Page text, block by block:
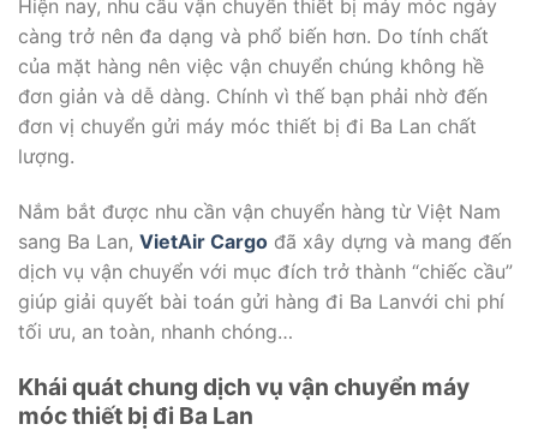
Hiện nay, nhu cầu vận chuyển thiết bị máy móc ngày
càng trở nên đa dạng và phổ biến hơn. Do tính chất
của mặt hàng nên việc vận chuyển chúng không hề
đơn giản và dễ dàng. Chính vì thế bạn phải nhờ đến
đơn vị chuyển gửi máy móc thiết bị đi Ba Lan chất
lượng.
Nắm bắt được nhu cần vận chuyển hàng từ Việt Nam
sang Ba Lan, VietAir Cargo đã xây dựng và mang đến
dịch vụ vận chuyển với mục đích trở thành “chiếc cầu”
giúp giải quyết bài toán gửi hàng đi Ba Lanvới chi phí
tối ưu, an toàn, nhanh chóng…
Khái quát chung dịch vụ vận chuyển máy
móc thiết bị đi Ba Lan